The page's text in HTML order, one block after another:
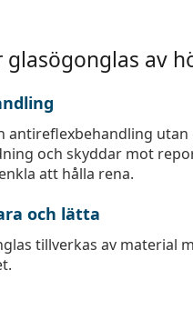
glasögonglas av
antireflexbehandling
och skyddar mot
att hålla rena.
och lätta
tillverkas av material